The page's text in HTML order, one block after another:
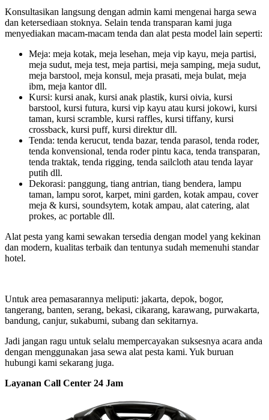
Konsultasikan langsung dengan admin kami mengenai harga sewa
dan ketersediaan stoknya. Selain tenda transparan kami juga
menyediakan macam-macam tenda dan alat pesta model lain seperti:
Meja: meja kotak, meja lesehan, meja vip kayu, meja partisi,
meja sudut, meja test, meja partisi, meja samping, meja sudut,
meja barstool, meja konsul, meja prasati, meja bulat, meja
ibm, meja kantor dll.
Kursi: kursi anak, kursi anak plastik, kursi oivia, kursi
barstool, kursi futura, kursi vip kayu atau kursi jokowi, kursi
taman, kursi scramble, kursi raffles, kursi tiffany, kursi
crossback, kursi puff, kursi direktur dll.
Tenda: tenda kerucut, tenda bazar, tenda parasol, tenda roder,
tenda konvensional, tenda roder pintu kaca, tenda transparan,
tenda traktak, tenda rigging, tenda sailcloth atau tenda layar
putih dll.
Dekorasi: panggung, tiang antrian, tiang bendera, lampu
taman, lampu sorot, karpet, mini garden, kotak ampau, cover
meja & kursi, soundsytem, kotak ampau, alat catering, alat
prokes, ac portable dll.
Alat pesta yang kami sewakan tersedia dengan model yang kekinan
dan modern, kualitas terbaik dan tentunya sudah memenuhi standar
hotel.
Untuk area pemasarannya meliputi: jakarta, depok, bogor,
tangerang, banten, serang, bekasi, cikarang, karawang, purwakarta,
bandung, canjur, sukabumi, subang dan sekitarnya.
Jadi jangan ragu untuk selalu mempercayakan suksesnya acara anda
dengan menggunakan jasa sewa alat pesta kami. Yuk buruan
hubungi kami sekarang juga.
Layanan Call Center 24 Jam